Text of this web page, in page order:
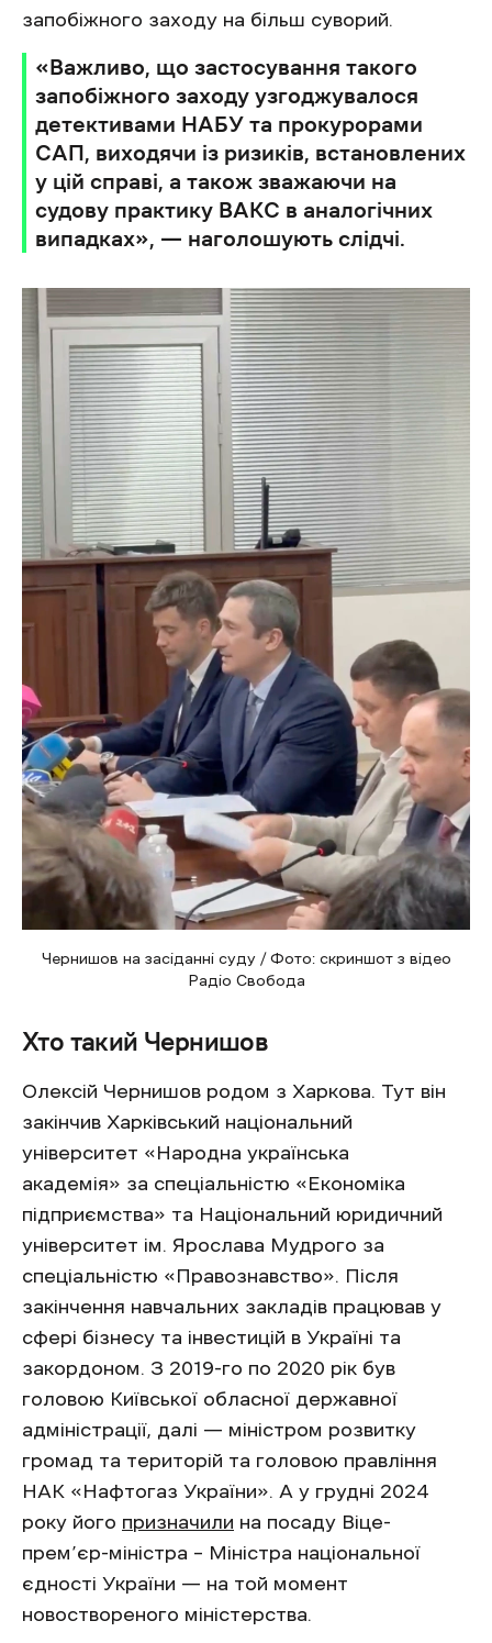
запобіжного заходу на більш суворий.
«Важливо, що застосування такого
запобіжного заходу узгоджувалося
детективами НАБУ та прокурорами
САП, виходячи із ризиків, встановлених
у цій справі, а також зважаючи на
судову практику ВАКС в аналогічних
випадках», — наголошують слідчі.
Чернишов на засіданні суду / Фото: скриншот з відео
Радіо Свобода
Хто такий Чернишов
Олексій Чернишов родом з Харкова. Тут він
закінчив Харківський національний
університет «Народна українська
академія» за спеціальністю «Економіка
підприємства» та Національний юридичний
університет ім. Ярослава Мудрого за
спеціальністю «Правознавство». Після
закінчення навчальних закладів працював у
сфері бізнесу та інвестицій в Україні та
закордоном. З 2019-го по 2020 рік був
головою Київської обласної державної
адміністрації, далі — міністром розвитку
громад та територій та головою правління
НАК «Нафтогаз України». А у грудні 2024
року його призначили на посаду Віце-
прем’єр-міністра – Міністра національної
єдності України — на той момент
новоствореного міністерства.